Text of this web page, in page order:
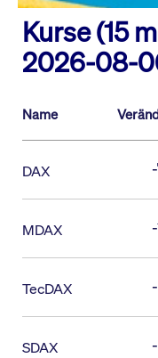
Kurse (15
2026-08-
Name
DAX
MDAX
TecDAX
SDAX